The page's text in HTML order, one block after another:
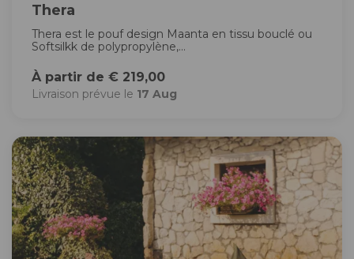
Thera
Thera est le pouf design Maanta en tissu bouclé ou
Softsilkk de polypropylène,...
À partir de € 219,00
Livraison prévue le 17 Aug